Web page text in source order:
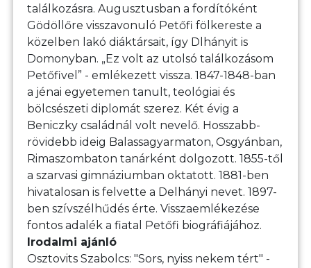
találkozásra. Augusztusban a fordítóként
Gödöllőre visszavonuló Petőfi fölkereste a
közelben lakó diáktársait, így Dlhányit is
Domonyban. „Ez volt az utolsó találkozásom
Petőfivel” - emlékezett vissza. 1847-1848-ban
a jénai egyetemen tanult, teológiai és
bölcsészeti diplomát szerez. Két évig a
Beniczky családnál volt nevelő. Hosszabb-
rövidebb ideig Balassagyarmaton, Osgyánban,
Rimaszombaton tanárként dolgozott. 1855-től
a szarvasi gimnáziumban oktatott. 1881-ben
hivatalosan is felvette a Delhányi nevet. 1897-
ben szívszélhűdés érte. Visszaemlékezése
fontos adalék a fiatal Petőfi biográfiájához.
Irodalmi ajánló
Osztovits Szabolcs: "Sors, nyiss nekem tért" -